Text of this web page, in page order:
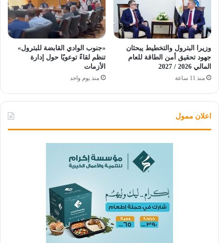
وزيرا البترول والتخطيط يبحثان
جهود تحقيق أمن الطاقة للعام
المالي 2026 / 2027
منذ 11 ساعة
«جنوب الوادي القابضة للبترول»
تنظم لقاءً توعويًا حول إدارة
الأزمات
منذ يوم واحد
اعلان ممول